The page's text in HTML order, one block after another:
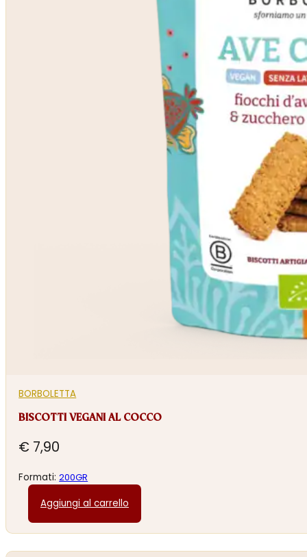
BORBOLETTA
BISCOTTI VEGANI AL COCCO
€ 7,90
Formati:200GR
Aggiungi al carrello